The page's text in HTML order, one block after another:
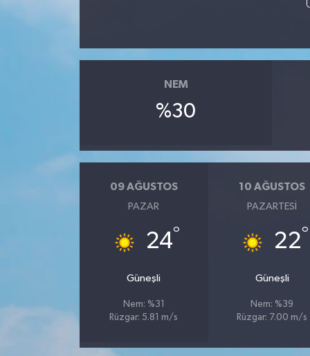
NEM
%30
09 AĞUSTOS
PAZAR
24°
Güneşli
Nem: %31
Rüzgar: 5.81 m/s
10 AĞUSTOS
PAZARTESI
22°
Güneşli
Nem: %39
Rüzgar: 7.00 m/s